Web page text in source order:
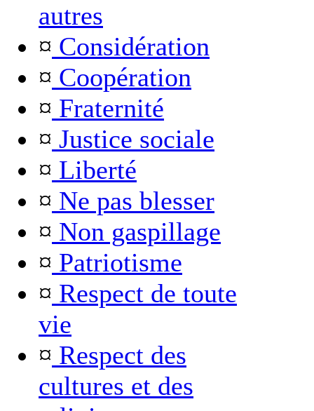
autres
¤ Considération
¤ Coopération
¤ Fraternité
¤ Justice sociale
¤ Liberté
¤ Ne pas blesser
¤ Non gaspillage
¤ Patriotisme
¤ Respect de toute
vie
¤ Respect des
cultures et des